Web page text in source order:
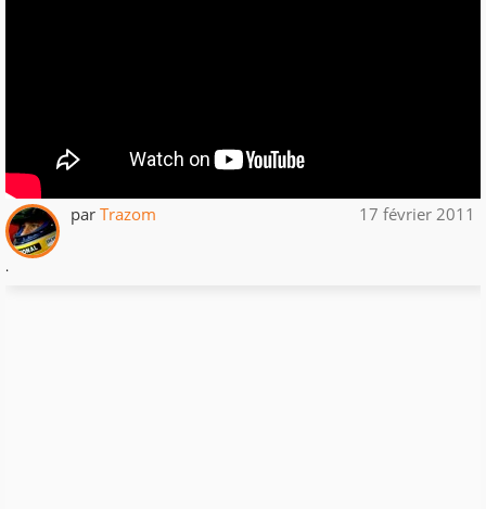
par Trazom 17 février 2011
.